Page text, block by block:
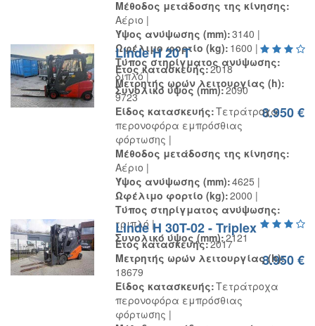
Μέθοδος μετάδοσης της κίνησης
Αέριο
Ύψος ανύψωσης (mm) 3140
Ωφέλιμο φορτίο (kg) 1600
Τύπος στηρίγματος ανύψωσης
διπλό
Συνολικό ύψος (mm) 2090
8.950 €
Linde H 20 T
Έτος κατασκευής 2018
Μετρητής ωρών λειτουργίας (h)
9723
Είδος κατασκευής Τετράτροχα
περονοφόρα εμπρόσθιας
φόρτωσης
Μέθοδος μετάδοσης της κίνησης
Αέριο
Ύψος ανύψωσης (mm) 4625
Ωφέλιμο φορτίο (kg) 2000
Τύπος στηρίγματος ανύψωσης
τριπλό
Συνολικό ύψος (mm) 2121
8.950 €
Linde H 30T-02 - Triplex
Έτος κατασκευής 2017
Μετρητής ωρών λειτουργίας (h)
18679
Είδος κατασκευής Τετράτροχα
περονοφόρα εμπρόσθιας
φόρτωσης